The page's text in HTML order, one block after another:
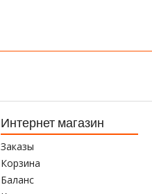
Интернет магазин
Заказы
Корзина
Баланс